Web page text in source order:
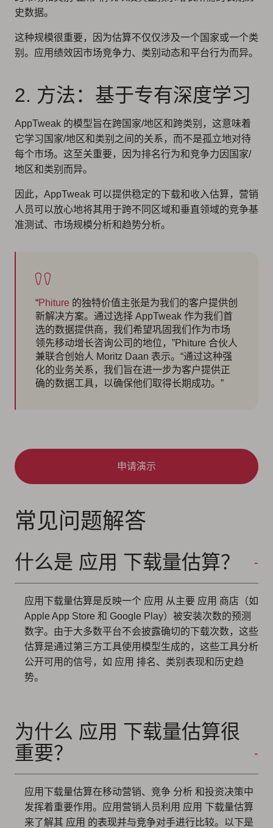
史数据。
这种规模很重要，因为估算不仅仅涉及一个国家或一个类
别。应用绩效因市场竞争力、类别动态和平台行为而异。
2. 方法：基于专有深度学习
AppTweak 的模型旨在跨国家/地区和跨类别，这意味着
它学习国家/地区和类别之间的关系，而不是孤立地对待
每个市场。这至关重要，因为排名行为和竞争力因国家/
地区和类别而异。
因此，AppTweak 可以提供稳定的下载和收入估算，营销
人员可以放心地将其用于跨不同区域和垂直领域的竞争基
准测试、市场规模分析和趋势分析。
“Phiture 的独特价值主张是为我们的客户提供创
新解决方案。通过选择 AppTweak 作为我们首
选的数据提供商，我们希望巩固我们作为市场
领先移动增长咨询公司的地位，”Phiture 合伙人
兼联合创始人 Moritz Daan 表示。“通过这种强
化的业务关系，我们旨在进一步为客户提供正
确的数据工具，以确保他们取得长期成功。”
申请演示
常见问题解答
什么是 应用 下载量估算？
应用下载量估算是反映一个 应用 从主要 应用 商店（如
Apple App Store 和 Google Play）被安装次数的预测
数字。由于大多数平台不会披露确切的下载次数，这些
估算是通过第三方工具使用模型生成的，这些工具分析
公开可用的信号，如 应用 排名、类别表现和历史趋
势。
为什么 应用 下载量估算很
重要？
应用下载量估算在移动营销、竞争 分析 和投资决策中
发挥着重要作用。应用营销人员利用 应用 下载量估算
来了解其 应用 的表现并与竞争对手进行比较。以下是